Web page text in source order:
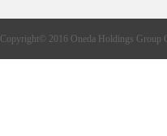
Copyright© 2016 Oneda Holdings Group